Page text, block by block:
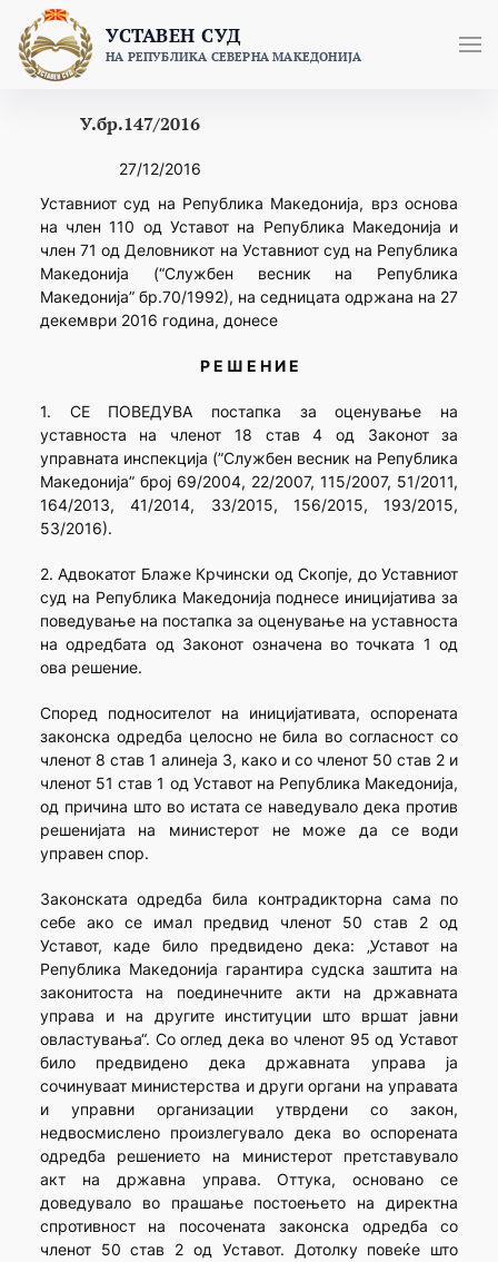
content
УСТАВЕН СУД
НА РЕПУБЛИКА СЕВЕРНА МАКЕДОНИЈА
У.бр.147/2016
27/12/2016
Уставниот суд на Република Македонија, врз основа
на член 110 од Уставот на Република Македонија и
член 71 од Деловникот на Уставниот суд на Република
Македонија (“Службен весник на Република
Македонија” бр.70/1992), на седницата одржана на 27
декември 2016 година, донесе
Р Е Ш Е Н И Е
1. СЕ ПОВЕДУВА постапка за оценување на
уставноста на членот 18 став 4 од Законот за
управната инспекција (”Службен весник на Република
Македонија” број 69/2004, 22/2007, 115/2007, 51/2011,
164/2013, 41/2014, 33/2015, 156/2015, 193/2015,
53/2016).
2. Адвокатот Блаже Крчински од Скопје, до Уставниот
суд на Република Македонија поднесе иницијатива за
поведување на постапка за оценување на уставноста
на одредбата од Законот означена во точката 1 од
ова решение.
Според подносителот на иницијативата, оспорената
законска одредба целосно не била во согласност со
членот 8 став 1 алинеја 3, како и со членот 50 став 2 и
членот 51 став 1 од Уставот на Република Македонија,
од причина што во истата се наведувало дека против
решенијата на министерот не може да се води
управен спор.
Законската одредба била контрадикторна сама по
себе ако се имал предвид членот 50 став 2 од
Уставот, каде било предвидено дека: „Уставот на
Република Македонија гарантира судска заштита на
законитоста на поединечните акти на државната
управа и на другите институции што вршат јавни
овластувања“. Со оглед дека во членот 95 од Уставот
било предвидено дека државната управа ја
сочинуваат министерства и други органи на управата
и управни организации утврдени со закон,
недвосмислено произлегувало дека во оспорената
одредба решението на министерот претставувало
акт на државна управа. Оттука, основано се
доведувало во прашање постоењето на директна
спротивност на посочената законска одредба со
членот 50 став 2 од Уставот. Дотолку повеќе што